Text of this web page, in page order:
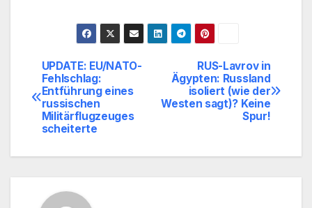
BeitragsnavigationRUS-Lavrov in
Ägypten: Russland
isoliert (wie der
Westen sagt)? Keine
Spur!
UPDATE: EU/NATO-
Fehlschlag:
Entführung eines
russischen
Militärflugzeuges
scheiterte